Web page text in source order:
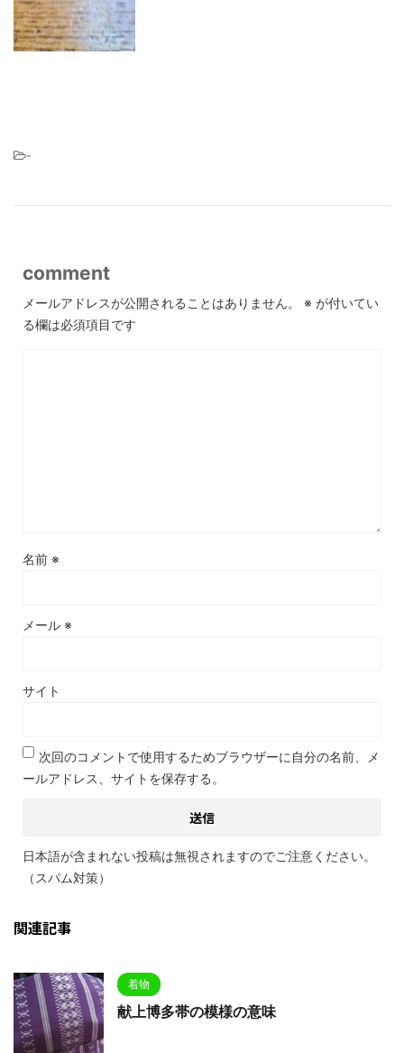
-
comment
メールアドレスが公開されることはありません。 ※ が付いてい
る欄は必須項目です
名前 ※
メール ※
サイト
次回のコメントで使用するためブラウザーに自分の名前、メ
ールアドレス、サイトを保存する。
日本語が含まれない投稿は無視されますのでご注意ください。
（スパム対策）
関連記事
着物
献上博多帯の模様の意味